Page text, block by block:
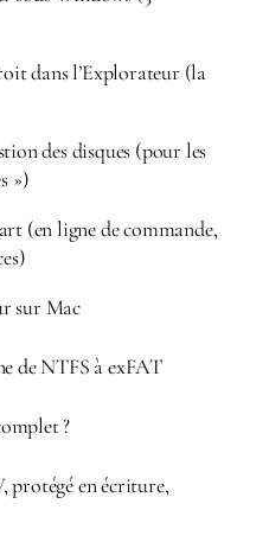
dans l’Explorateur (la
des disques (pour les
»)
(en ligne de commande,
sur Mac
de NTFS à exFAT
?
protégé en écriture,